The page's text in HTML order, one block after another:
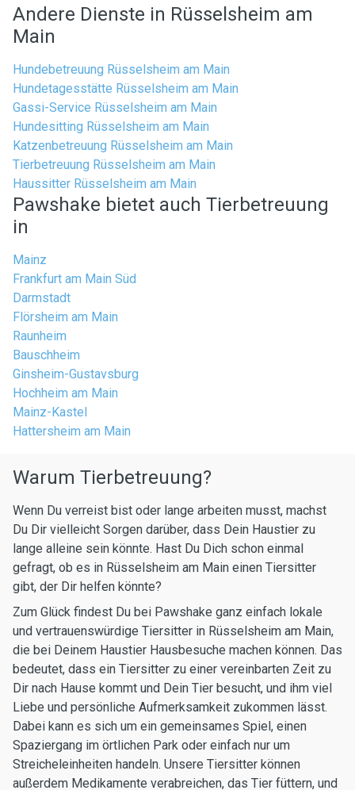
Andere Dienste in Rüsselsheim am
Main
Hundebetreuung Rüsselsheim am Main
Hundetagesstätte Rüsselsheim am Main
Gassi-Service Rüsselsheim am Main
Hundesitting Rüsselsheim am Main
Katzenbetreuung Rüsselsheim am Main
Tierbetreuung Rüsselsheim am Main
Haussitter Rüsselsheim am Main
Pawshake bietet auch Tierbetreuung
in
Mainz
Frankfurt am Main Süd
Darmstadt
Flörsheim am Main
Raunheim
Bauschheim
Ginsheim-Gustavsburg
Hochheim am Main
Mainz-Kastel
Hattersheim am Main
Warum Tierbetreuung?
Wenn Du verreist bist oder lange arbeiten musst, machst
Du Dir vielleicht Sorgen darüber, dass Dein Haustier zu
lange alleine sein könnte. Hast Du Dich schon einmal
gefragt, ob es in Rüsselsheim am Main einen Tiersitter
gibt, der Dir helfen könnte?
Zum Glück findest Du bei Pawshake ganz einfach lokale
und vertrauenswürdige Tiersitter in Rüsselsheim am Main,
die bei Deinem Haustier Hausbesuche machen können. Das
bedeutet, dass ein Tiersitter zu einer vereinbarten Zeit zu
Dir nach Hause kommt und Dein Tier besucht, und ihm viel
Liebe und persönliche Aufmerksamkeit zukommen lässt.
Dabei kann es sich um ein gemeinsames Spiel, einen
Spaziergang im örtlichen Park oder einfach nur um
Streicheleinheiten handeln. Unsere Tiersitter können
außerdem Medikamente verabreichen, das Tier füttern, und